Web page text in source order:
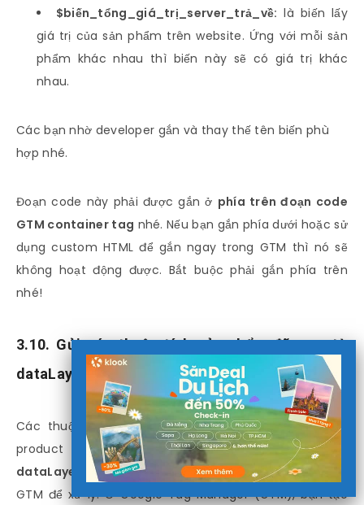
$biến_tổng_giá_trị_server_trả_về: là biến lấy
giá trị của sản phẩm trên website. Ứng với mỗi sản
phẩm khác nhau thì biến này sẽ có giá trị khác
nhau.
Các bạn nhờ developer gắn và thay thế tên biến phù
hợp nhé.
Đoạn code này phải được gắn ở phía trên đoạn code
GTM container tag nhé. Nếu bạn gắn phía dưới hoặc sử
dụng custom HTML để gắn ngay trong GTM thì nó sẽ
không hoạt động được. Bắt buộc phải gắn phía trên
nhé!
3.10. Gửi các thuộc tính sản phẩm đã xem từ
dataLayer qua Google Tag Manager
Các thuộc tính sản phẩm khách hàng đã xem như
product ID, price,…hiện đượclưu giữ trong biến
dataLayer
. Chúng ta cần gửi các thuộc tính này về
GTM để xử lý. Ở Google Tag Manager (GTM), bạn tạo